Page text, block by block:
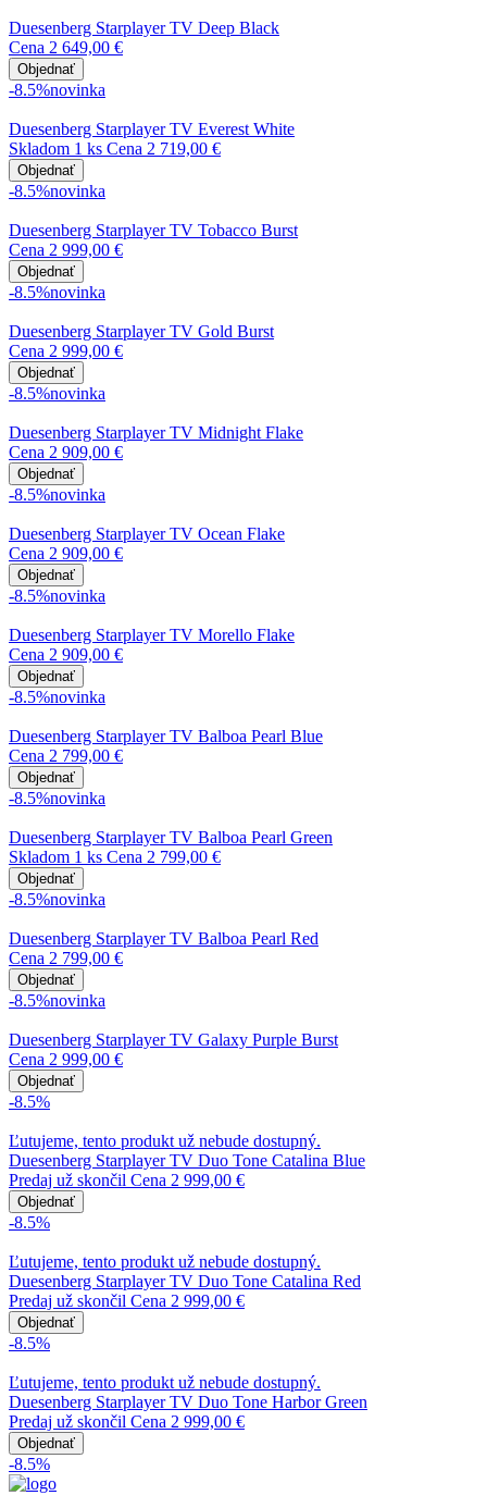
Duesenberg Starplayer TV Deep Black
Cena 2 649,00 €
Objednať
-8.5%novinka
Duesenberg Starplayer TV Everest White
Skladom 1 ks Cena 2 719,00 €
Objednať
-8.5%novinka
Duesenberg Starplayer TV Tobacco Burst
Cena 2 999,00 €
Objednať
-8.5%novinka
Duesenberg Starplayer TV Gold Burst
Cena 2 999,00 €
Objednať
-8.5%novinka
Duesenberg Starplayer TV Midnight Flake
Cena 2 909,00 €
Objednať
-8.5%novinka
Duesenberg Starplayer TV Ocean Flake
Cena 2 909,00 €
Objednať
-8.5%novinka
Duesenberg Starplayer TV Morello Flake
Cena 2 909,00 €
Objednať
-8.5%novinka
Duesenberg Starplayer TV Balboa Pearl Blue
Cena 2 799,00 €
Objednať
-8.5%novinka
Duesenberg Starplayer TV Balboa Pearl Green
Skladom 1 ks Cena 2 799,00 €
Objednať
-8.5%novinka
Duesenberg Starplayer TV Balboa Pearl Red
Cena 2 799,00 €
Objednať
-8.5%novinka
Duesenberg Starplayer TV Galaxy Purple Burst
Cena 2 999,00 €
Objednať
-8.5%
Ľutujeme, tento produkt už nebude dostupný.
Duesenberg Starplayer TV Duo Tone Catalina Blue
Predaj už skončil Cena 2 999,00 €
Objednať
-8.5%
Ľutujeme, tento produkt už nebude dostupný.
Duesenberg Starplayer TV Duo Tone Catalina Red
Predaj už skončil Cena 2 999,00 €
Objednať
-8.5%
Ľutujeme, tento produkt už nebude dostupný.
Duesenberg Starplayer TV Duo Tone Harbor Green
Predaj už skončil Cena 2 999,00 €
Objednať
-8.5%